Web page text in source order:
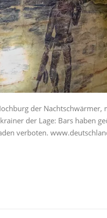
der
der Lage: Bars haben
verboten.